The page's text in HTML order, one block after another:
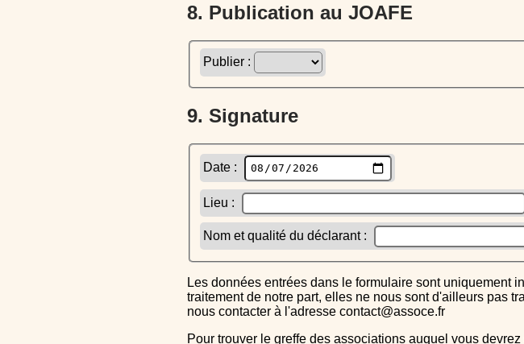
8. Publication au JOAFE
Publier :
9. Signature
Date :
Lieu :
Nom et qualité du déclarant :
Les données entrées dans le formulaire sont uniquement inscrites dans le CERFA généré, elles ne font l'objet d'aucun autre
traitement de notre part, elles ne nous sont d'ailleurs pas
nous contacter à l'adresse contact@assoce.fr
Pour trouver le greffe des associations auquel vous devrez ensuite envoyer le CERFA completé, reportez-vous sur l'annuaire